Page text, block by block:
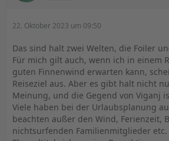
22. Oktober 2023 um 09:50
Das sind halt zwei Welten, die Foiler
Für mich gilt auch, wenn ich in einem
guten Finnenwind erwarten kann,
Reiseziel aus. Aber es gibt halt nicht
Meinung, und die Gegend von Viganj
Viele haben bei der Urlaubsplanung
beachten außer den Wind, Ferienzeit,
nichtsurfenden Familienmitglieder